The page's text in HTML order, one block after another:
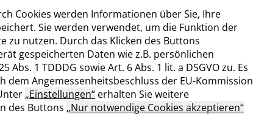
Cookies werden Informationen über Sie, Ihre
Sie werden verwendet, um die Funktion der
zu nutzen. Durch das Klicken des Buttons
gespeicherten Daten wie z.B. persönlichen
1 TDDDG sowie Art. 6 Abs. 1 lit. a DSGVO zu. Es
dem Angemessenheitsbeschluss der EU-Kommission
„Einstellungen“ erhalten Sie weitere
des Buttons „Nur notwendige Cookies akzeptieren“
06151 701-3000
info@citiworks.de